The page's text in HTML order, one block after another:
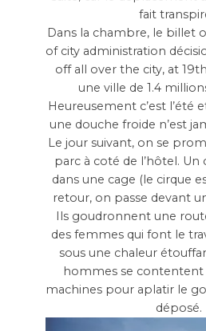
fait
Dans la chambre, le billet
of city administration
off all over the city, at
une ville de 1.4
Heureusement c’est l’été
une douche froide n’est
Le jour suivant, on se
parc à coté de l’hôtel.
dans une cage (le cirque
retour, on passe devant
Ils goudronnent une
des femmes qui font le
sous une chaleur
hommes se contentent
machines pour aplatir le
déposé.